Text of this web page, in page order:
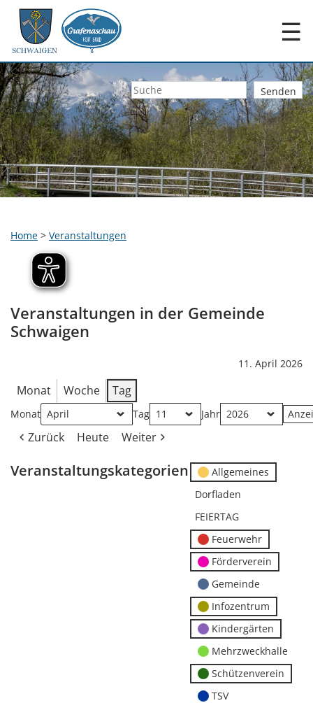
☰
Home > Veranstaltungen
Veranstaltungen in der Gemeinde
Schwaigen
11. April 2026
Monat Woche Tag
Monat Tag Jahr
Zurück Heute Weiter
Veranstaltungskategorien
Allgemeines
Dorfladen
FEIERTAG
Feuerwehr
Förderverein
Gemeinde
Infozentrum
Kindergärten
Mehrzweckhalle
Schützenverein
TSV